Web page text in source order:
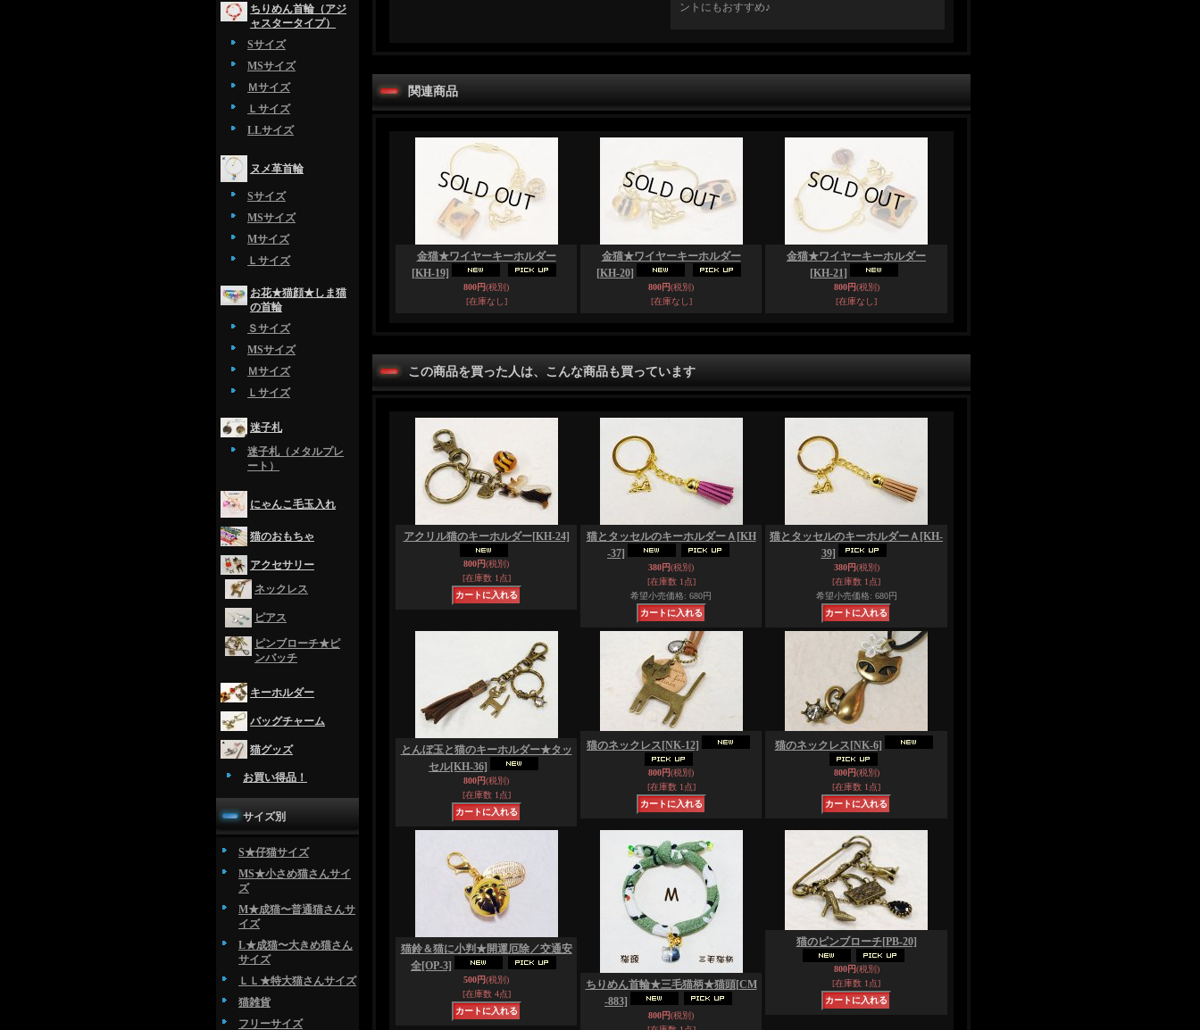
ちりめん首輪（アジ
ャスタータイプ）
Sサイズ
MSサイズ
Ｍサイズ
Ｌサイズ
LLサイズ
ヌメ革首輪
Sサイズ
MSサイズ
Mサイズ
Ｌサイズ
お花★猫顔★しま猫
の首輪
Ｓサイズ
MSサイズ
Ｍサイズ
Ｌサイズ
迷子札
迷子札（メタルプレ
ート）
にゃんこ毛玉入れ
猫のおもちゃ
アクセサリー
ネックレス
ピアス
ピンブローチ★ピ
ンバッチ
キーホルダー
バッグチャーム
猫グッズ
お買い得品！
サイズ別
S★仔猫サイズ
MS★小さめ猫さんサイ
ズ
M★成猫〜普通猫さんサ
イズ
L★成猫〜大きめ猫さん
サイズ
ＬＬ★特大猫さんサイズ
猫雑貨
フリーサイズ
ントにもおすすめ♪
関連商品
金猫★ワイヤーキーホルダー
[KH-19]
800円(税別)
[在庫なし]
金猫★ワイヤーキーホルダー
[KH-20]
800円(税別)
[在庫なし]
金猫★ワイヤーキーホルダー
[KH-21]
800円(税別)
[在庫なし]
この商品を買った人は、こんな商品も買っています
アクリル猫のキーホルダー[KH-24]
800円(税別)
[在庫数 1点]
猫とタッセルのキーホルダーＡ [KH
-37]
380円(税別)
[在庫数 1点]
希望小売価格: 680円
猫とタッセルのキーホルダーＡ [KH-
39]
380円(税別)
[在庫数 1点]
希望小売価格: 680円
とんぼ玉と猫のキーホルダー★タッ
セル[KH-36]
800円(税別)
[在庫数 1点]
猫のネックレス [NK-12]
800円(税別)
[在庫数 1点]
猫のネックレス [NK-6]
800円(税別)
[在庫数 1点]
猫鈴＆猫に小判★開運厄除／交通安
全[OP-3]
500円(税別)
[在庫数 4点]
ちりめん首輪★三毛猫柄★猫頭[CM
-883]
800円(税別)
猫のピンブローチ[PB-20]
800円(税別)
[在庫数 1点]